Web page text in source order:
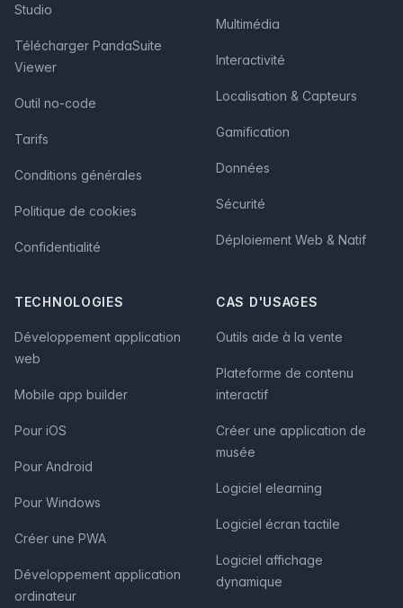
Studio
Télécharger PandaSuite
Viewer
Outil no-code
Tarifs
Conditions générales
Politique de cookies
Confidentialité
Multimédia
Interactivité
Localisation & Capteurs
Gamification
Données
Sécurité
Déploiement Web & Natif
TECHNOLOGIES
Développement application
web
Mobile app builder
Pour iOS
Pour Android
Pour Windows
Créer une PWA
Développement application
ordinateur
CAS D'USAGES
Outils aide à la vente
Plateforme de contenu
interactif
Créer une application de
musée
Logiciel elearning
Logiciel écran tactile
Logiciel affichage
dynamique